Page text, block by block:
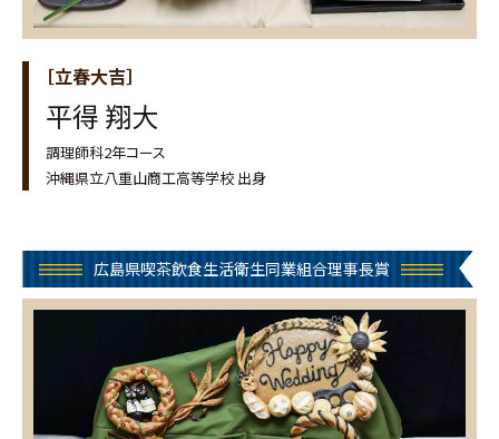
［立春大吉］
平得 翔大
調理師科2年コース
沖縄県立八重山商工高等学校 出身
広島県喫茶飲食生活衛生同業組合理事長賞